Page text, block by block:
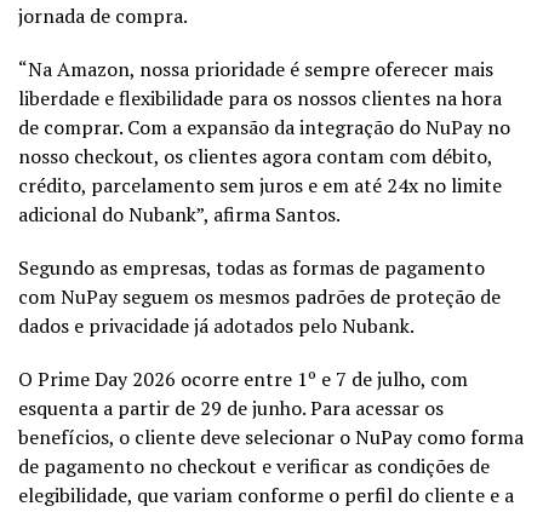
jornada de compra.
“Na Amazon, nossa prioridade é sempre oferecer mais
liberdade e flexibilidade para os nossos clientes na hora
de comprar. Com a expansão da integração do NuPay no
nosso checkout, os clientes agora contam com débito,
crédito, parcelamento sem juros e em até 24x no limite
adicional do Nubank”, afirma Santos.
Segundo as empresas, todas as formas de pagamento
com NuPay seguem os mesmos padrões de proteção de
dados e privacidade já adotados pelo Nubank.
O Prime Day 2026 ocorre entre 1º e 7 de julho, com
esquenta a partir de 29 de junho. Para acessar os
benefícios, o cliente deve selecionar o NuPay como forma
de pagamento no checkout e verificar as condições de
elegibilidade, que variam conforme o perfil do cliente e a